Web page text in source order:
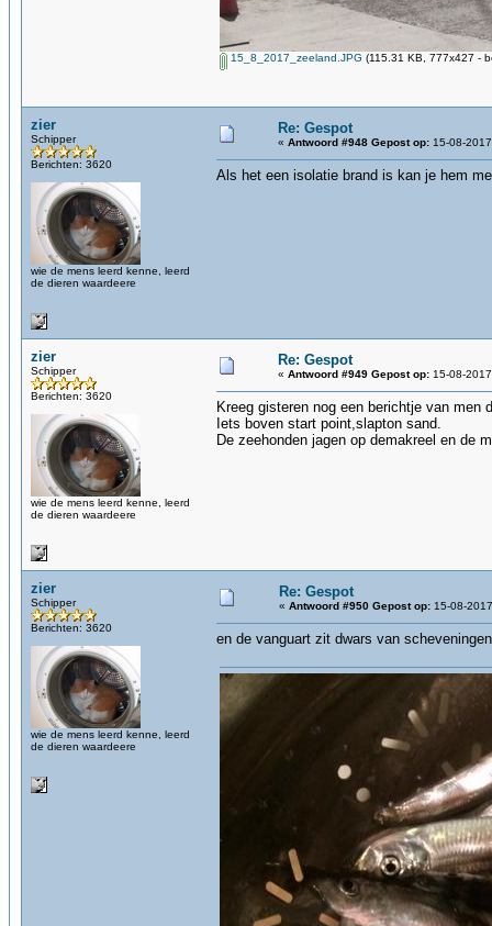
15_8_2017_zeeland.JPG (115.31 KB, 777x427 -
zier
Schipper
Berichten: 3620
wie de mens leerd kenne, leerd
de dieren waardeere
Re: Gespot
« Antwoord #948 Gepost op: 15-08-
Als het een isolatie brand is kan je hem
zier
Schipper
Berichten: 3620
wie de mens leerd kenne, leerd
de dieren waardeere
Re: Gespot
« Antwoord #949 Gepost op: 15-08-
Kreeg gisteren nog een berichtje van
Iets boven start point,slapton sand.
De zeehonden jagen op demakreel en de
zier
Schipper
Berichten: 3620
wie de mens leerd kenne, leerd
de dieren waardeere
Re: Gespot
« Antwoord #950 Gepost op: 15-08-
en de vanguart zit dwars van